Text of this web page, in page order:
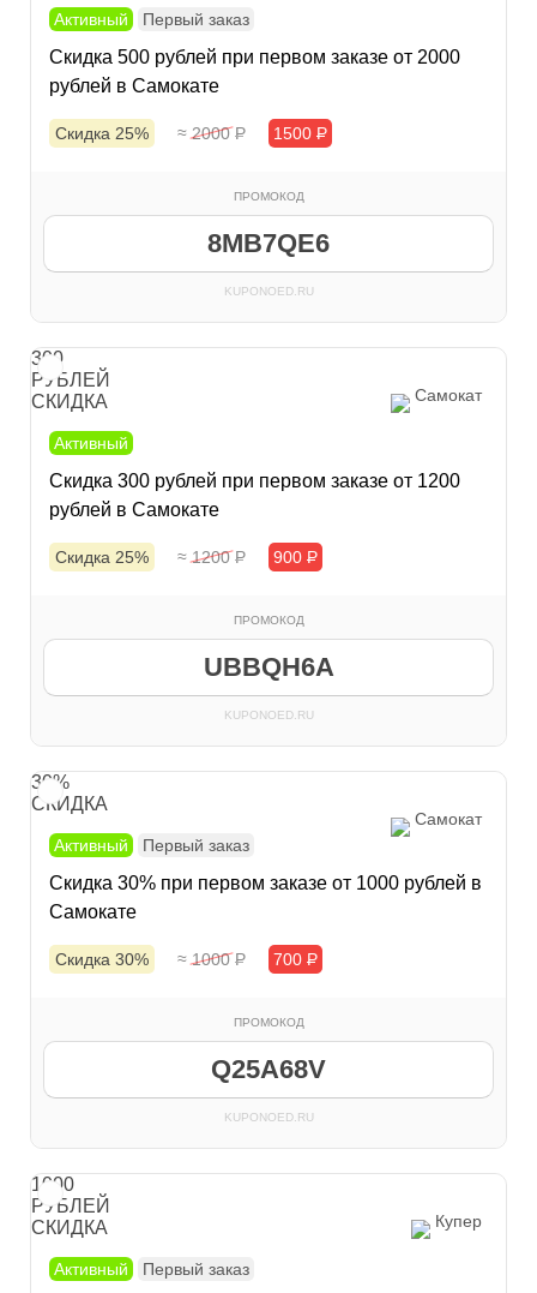
Активный Первый заказ
Скидка 500 рублей при первом заказе от 2000
рублей в Самокате
Скидка 25% ≈ 2000Р 1500 Р
ПРОМОКОД
8MB7QE6
KUPONOED.RU
300
РУБЛЕЙ
СКИДКА
Самокат
Активный
Скидка 300 рублей при первом заказе от 1200
рублей в Самокате
Скидка 25% ≈ 1200Р 900 Р
ПРОМОКОД
UBBQH6A
KUPONOED.RU
30%
СКИДКА
Самокат
Активный
Первый заказ
Скидка 30% при первом заказе от 1000 рублей в
Самокате
Скидка 30% ≈ 1000Р 700 Р
ПРОМОКОД
Q25A68V
KUPONOED.RU
1000
РУБЛЕЙ
СКИДКА
Купер
Активный Первый заказ